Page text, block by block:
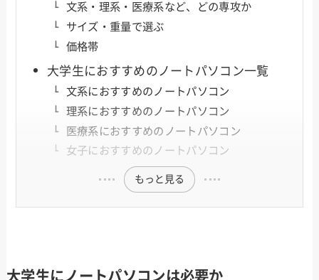
文系・理系・医療系など、どの専攻か
サイズ・重量で選ぶ
価格帯
大学生におすすめのノートパソコン一覧
文系におすすめのノートパソコン
理系におすすめのノートパソコン
医療系におすすめのノートパソコン
女子におすすめのノートパソコン
もっと見る
大学生にノートパソコンは必要か